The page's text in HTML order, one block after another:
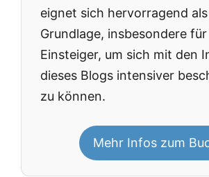
eignet sich hervorragend als
Grundlage, insbesondere für
Einsteiger, um sich mit den
dieses Blogs intensiver
zu können.
Mehr Infos zum